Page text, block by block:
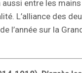
aussi entre les mains
L’alliance des
l’année sur la